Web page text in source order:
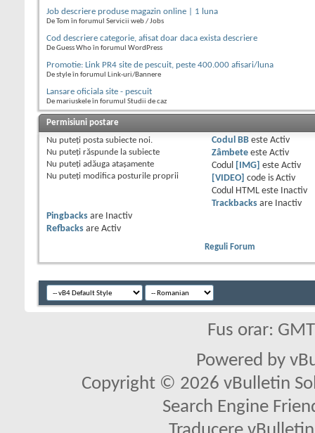
Job descriere produse magazin online | 1 luna
De Tom în forumul Servicii web / Jobs
Cod descriere categorie, afisat doar daca exista descriere
De Guess Who în forumul WordPress
Promotie: Link PR4 site de pescuit, peste 400.000 afisari/luna
De style în forumul Link-uri/Bannere
Lansare oficiala site - pescuit
De mariuskele în forumul Studii de caz
Permisiuni postare
Nu puteţi posta subiecte noi.
Nu puteţi răspunde la subiecte
Nu puteţi adăuga ataşamente
Nu puteţi modifica posturile proprii
Codul BBeste Activ
Zâmbeteeste Activ
Codul
[IMG] este Activ
[VIDEO]
code is Activ
Codul HTML este
Inactiv
Trackbacksare
Inactiv
Pingbacks are
Inactiv
Refbacks are Activ
Reguli Forum
Fus orar:
Powered by
Copyright © 2026 vBulletin
Search Engine